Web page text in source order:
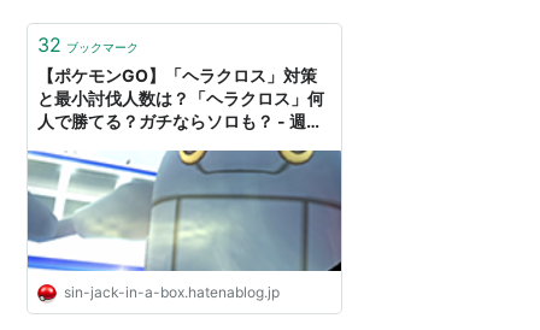
ヘラクロス
32 ブックマーク
【ポケモンGO】「ヘラクロス」対策
と最小討伐人数は？「ヘラクロス」何
人で勝てる？ガチならソロも？ - 週末
sin-jack-in-a-box.hatenablog.jp